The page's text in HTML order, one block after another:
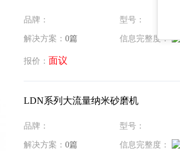
品牌： 型号：
解决方案： 0篇 信息完整度：
报价： 面议
LDN系列大流量纳米砂磨机
品牌： 型号：
解决方案： 0篇 信息完整度：